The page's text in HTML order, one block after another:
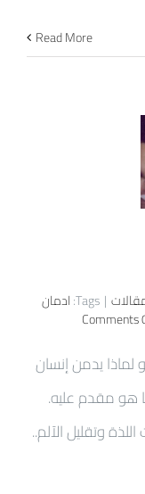
Read More
|
Tags: ادمان
0
لماذا يدمن إنسان
هو مقدم عليه.
وتقليل الآلم..